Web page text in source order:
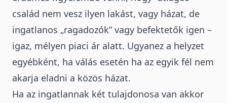
család nem vesz ilyen lakást, vagy házat, de
ingatlanos „ragadozók” vagy befektetők igen –
igaz, mélyen piaci ár alatt. Ugyanez a helyzet
egyébként, ha válás esetén ha az egyik fél nem
akarja eladni a közös házat.
Ha az ingatlannak két tulajdonosa van akkor